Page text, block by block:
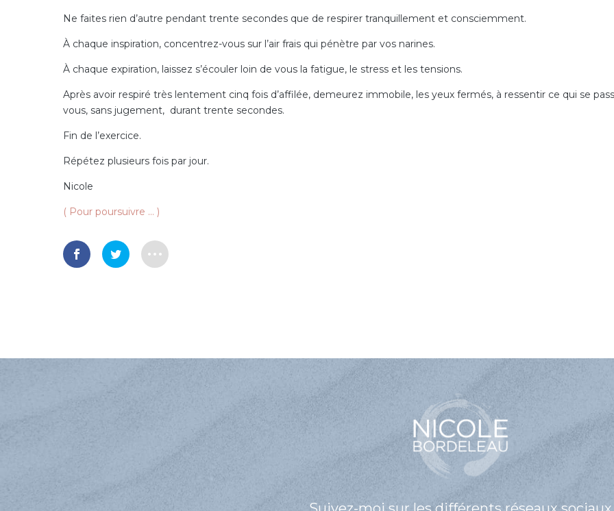
Ne faites rien d’autre pendant trente secondes que de respirer tranquillement et consciemment.
À chaque inspiration, concentrez-vous sur l’air frais qui pénètre par vos narines.
À chaque expiration, laissez s’écouler loin de vous la fatigue, le stress et les tensions.
Après avoir respiré très lentement cinq fois d’affilée, demeurez immobile, les yeux fermés, à ressentir ce qui se
vous, sans jugement, durant trente secondes.
Fin de l’exercice.
Répétez plusieurs fois par jour.
Nicole
( Pour poursuivre … )